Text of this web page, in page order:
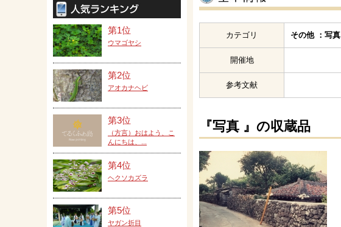
カテゴリ その他 ：写真
開催地
参考文献
『写真 』の収蔵品
第1位
ウマゴヤシ
第2位
アオカナヘビ
第3位
（方言）おはよう、こ
んにちは、...
第4位
ヘクソカズラ
第5位
ヤガン折目